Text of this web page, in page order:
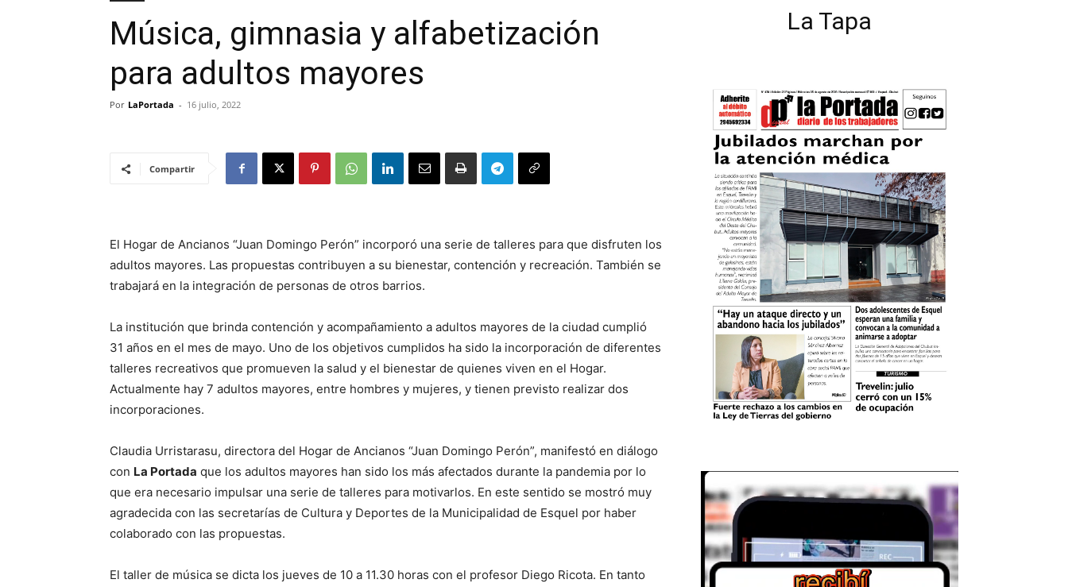
Música, gimnasia y alfabetización
para adultos mayores
Por LaPortada - 16 julio, 2022
Compartir
El Hogar de Ancianos “Juan Domingo Perón” incorporó una serie de talleres para que disfruten los
adultos mayores. Las propuestas contribuyen a su bienestar, contención y recreación. También se
trabajará en la integración de personas de otros barrios.
La institución que brinda contención y acompañamiento a adultos mayores de la ciudad cumplió
31 años en el mes de mayo. Uno de los objetivos cumplidos ha sido la incorporación de diferentes
talleres recreativos que promueven la salud y el bienestar de quienes viven en el Hogar.
Actualmente hay 7 adultos mayores, entre hombres y mujeres, y tienen previsto realizar dos
incorporaciones.
Claudia Urristarasu, directora del Hogar de Ancianos “Juan Domingo Perón”, manifestó en diálogo
con La Portada que los adultos mayores han sido los más afectados durante la pandemia por lo
que era necesario impulsar una serie de talleres para motivarlos. En este sentido se mostró muy
agradecida con las secretarías de Cultura y Deportes de la Municipalidad de Esquel por haber
colaborado con las propuestas.
El taller de música se dicta los jueves de 10 a 11.30 horas con el profesor Diego Ricota. En tanto
La Tapa